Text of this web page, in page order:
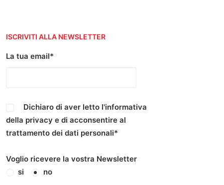
ISCRIVITI ALLA NEWSLETTER
La tua email*
Dichiaro di aver letto l'informativa
della privacy e di acconsentire al
trattamento dei dati personali*
Voglio ricevere la vostra Newsletter
si
no